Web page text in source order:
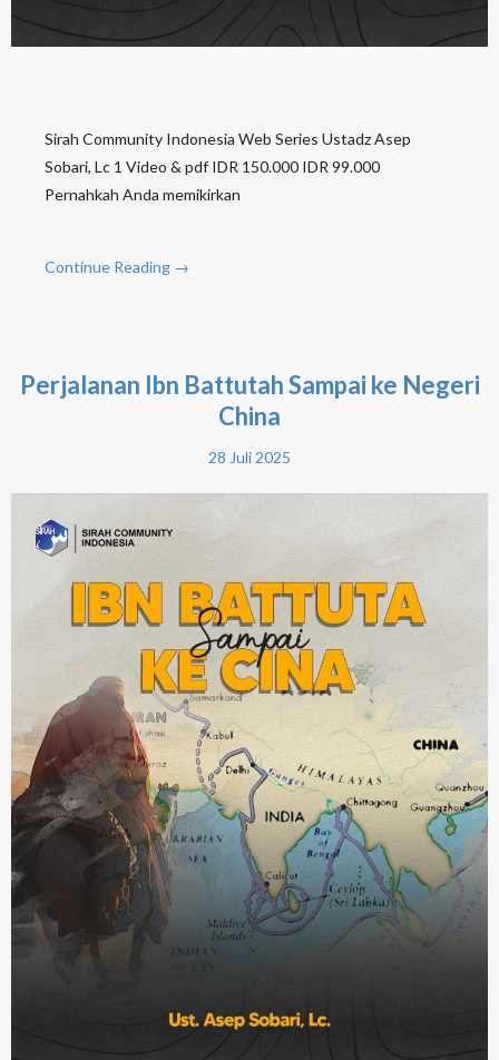
Sirah Community Indonesia Web Series Ustadz Asep
Sobari, Lc 1 Video & pdf IDR 150.000 IDR 99.000
Pernahkah Anda memikirkan
Continue Reading →
Perjalanan Ibn Battutah Sampai ke Negeri
China
28 Juli 2025